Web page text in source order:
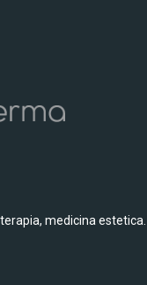
medicina estetica.